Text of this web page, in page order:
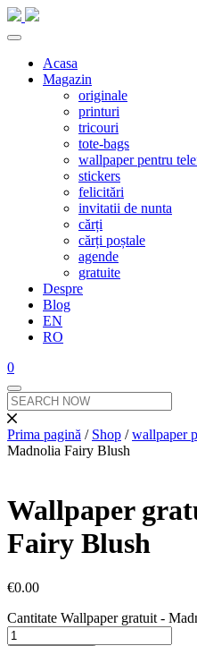
Acasa
Magazin
originale
printuri
tricouri
tote-bags
wallpaper pentru
stickers
felicitări
invitatii de nunta
cărți
cărți poștale
agende
gratuite
Despre
Blog
EN
RO
0
Prima pagină / Shop /wallpaper
Madnolia Fairy Blush
Wallpaper
Fairy Blush
€0.00
Cantitate Wallpaper gratuit -